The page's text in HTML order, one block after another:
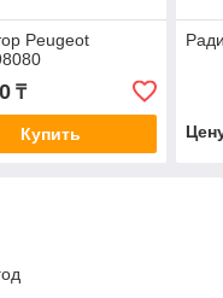
Peugeot
₸
Купить